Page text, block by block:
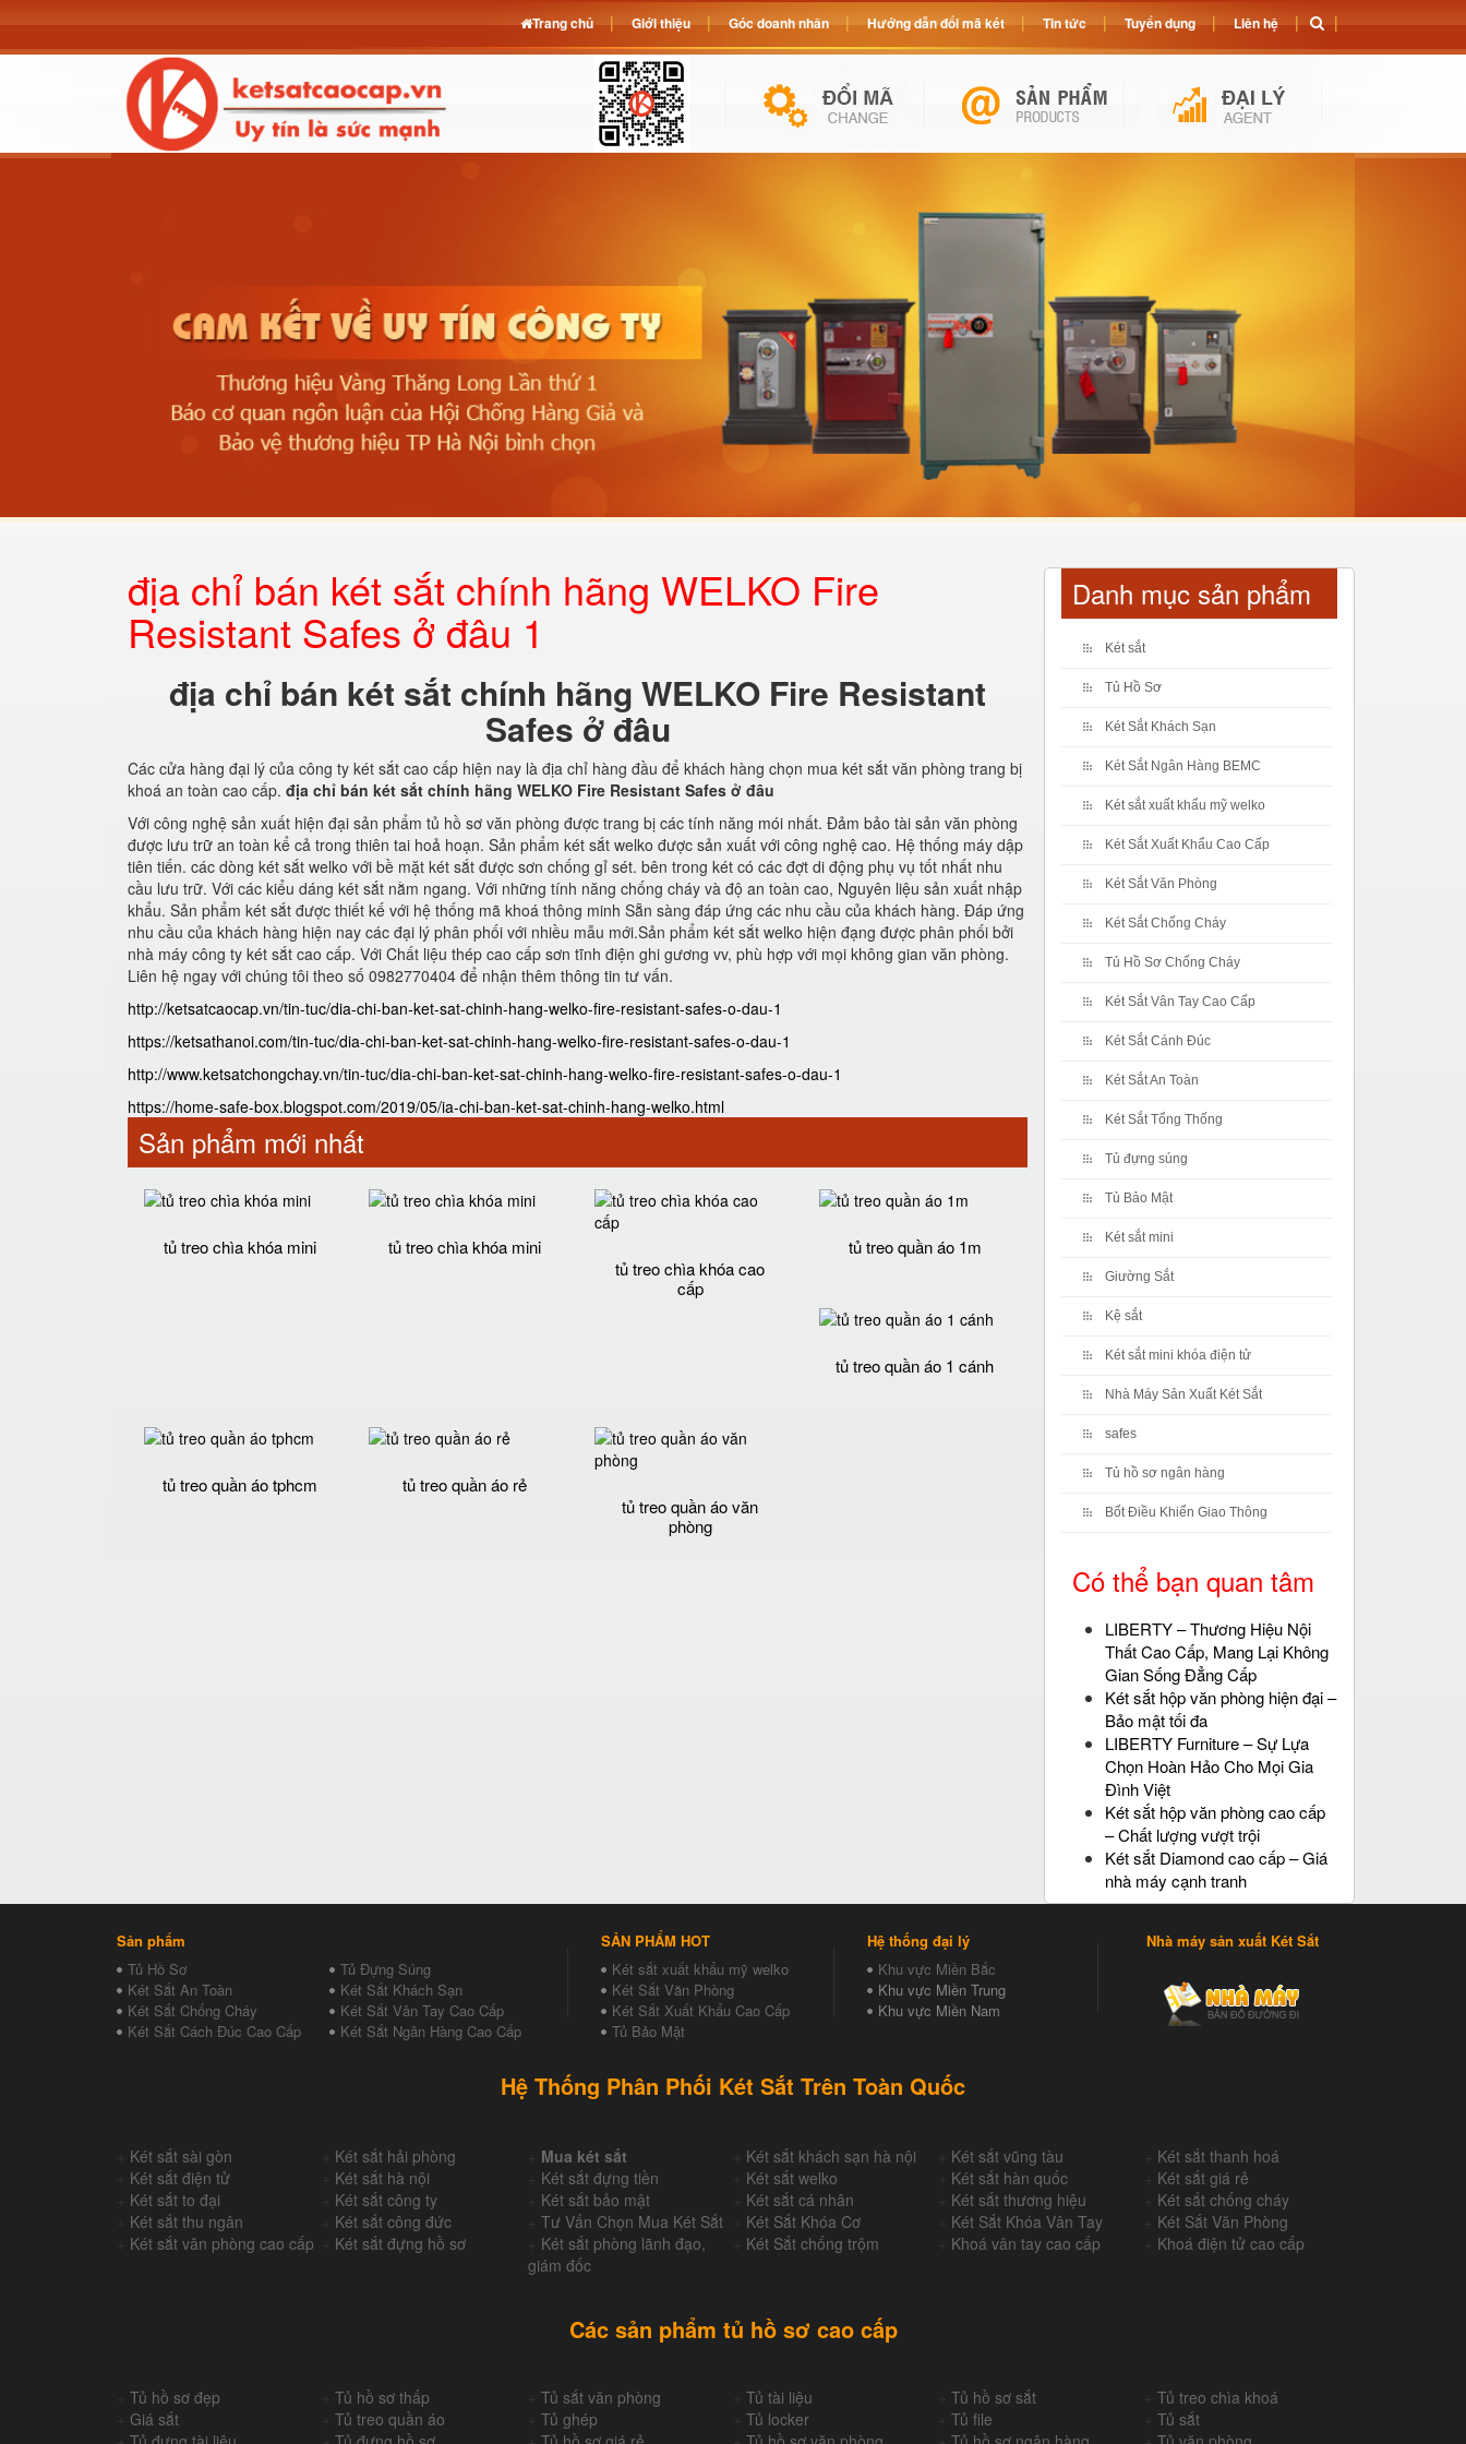
địa chỉ bán két sắt chính hãng WELKO Fire
Resistant Safes ở đâu 1
địa chỉ bán két sắt chính hãng WELKO Fire Resistant
Safes ở đâu
Các cửa hàng đại lý của công ty két sắt cao cấp hiện nay là địa chỉ hàng đầu để khách hàng chọn mua két sắt văn phòng trang bị
khoá an toàn cao cấp. địa chỉ bán két sắt chính hãng WELKO Fire Resistant Safes ở đâu
Với công nghệ sản xuất hiện đại sản phẩm tủ hồ sơ văn phòng được trang bị các tính năng mói nhất. Đảm bảo tài sản văn phòng
được lưu trữ an toàn kể cả trong thiên tai hoả hoạn. Sản phẩm két sắt welko được sản xuất với công nghệ cao. Hệ thống máy dập
tiên tiến. các dòng két sắt welko với bề mặt két sắt được sơn chống gỉ sét. bên trong két có các đợt di động phụ vụ tốt nhất nhu
cầu lưu trữ. Với các kiểu dáng két sắt nằm ngang. Với những tính năng chống cháy và độ an toàn cao, Nguyên liệu sản xuất nhập
khẩu. Sản phẩm két sắt được thiết kế với hệ thống mã khoá thông minh Sẵn sàng đáp ứng các nhu cầu của khách hàng. Đáp ứng
nhu cầu của khách hàng hiện nay các đại lý phân phối với nhiều mẫu mới.Sản phẩm két sắt welko hiện đạng được phân phối bởi
nhà máy công ty két sắt cao cấp. Với Chất liệu thép cao cấp sơn tĩnh điện ghi gương vv, phù hợp với mọi không gian văn phòng.
Liên hệ ngay với chúng tôi theo số 0982770404 để nhận thêm thông tin tư vấn.
http://ketsatcaocap.vn/tin-tuc/dia-chi-ban-ket-sat-chinh-hang-welko-fire-resistant-safes-o-dau-1
https://ketsathanoi.com/tin-tuc/dia-chi-ban-ket-sat-chinh-hang-welko-fire-resistant-safes-o-dau-1
http://www.ketsatchongchay.vn/tin-tuc/dia-chi-ban-ket-sat-chinh-hang-welko-fire-resistant-safes-o-dau-1
https://home-safe-box.blogspot.com/2019/05/ia-chi-ban-ket-sat-chinh-hang-welko.html
Sản phẩm mới nhất
tủ treo chìa khóa mini
tủ treo chìa khóa mini
tủ treo chìa khóa cao
cấp
tủ treo quần áo 1m
tủ treo quần áo 1 cánh
tủ treo quần áo tphcm
tủ treo quần áo rẻ
tủ treo quần áo văn
phòng
Danh mục sản phẩm
Két sắt
Tủ Hồ Sơ
Két Sắt Khách Sạn
Két Sắt Ngân Hàng BEMC
Két sắt xuất khẩu mỹ welko
Két Sắt Xuất Khẩu Cao Cấp
Két Sắt Văn Phòng
Két Sắt Chống Cháy
Tủ Hồ Sơ Chống Cháy
Két Sắt Vân Tay Cao Cấp
Két Sắt Cánh Đúc
Két Sắt An Toàn
Két Sắt Tổng Thống
Tủ đựng súng
Tủ Bảo Mật
Két sắt mini
Giường Sắt
Kệ sắt
Két sắt mini khóa điện tử
Nhà Máy Sản Xuất Két Sắt
safes
Tủ hồ sơ ngân hàng
Bốt Điều Khiển Giao Thông
Có thể bạn quan tâm
LIBERTY – Thương Hiệu Nội
Thất Cao Cấp, Mang Lại Không
Gian Sống Đẳng Cấp
Két sắt hộp văn phòng hiện đại –
Bảo mật tối đa
LIBERTY Furniture – Sự Lựa
Chọn Hoàn Hảo Cho Mọi Gia
Đình Việt
Két sắt hộp văn phòng cao cấp
– Chất lượng vượt trội
Két sắt Diamond cao cấp – Giá
nhà máy cạnh tranh
Sản phẩm
Tủ Hồ Sơ
Tủ Đựng Súng
Két Sắt An Toàn
Két Sắt Khách Sạn
Két Sắt Chống Cháy
Két Sắt Vân Tay Cao Cấp
Két Sắt Cách Đúc Cao Cấp
Két Sắt Ngân Hàng Cao Cấp
SẢN PHẨM HOT
Két sắt xuất khẩu mỹ welko
Két Sắt Văn Phòng
Két Sắt Xuất Khẩu Cao Cấp
Tủ Bảo Mật
Hệ thống đại lý
Khu vực Miền Bắc
Khu vực Miền Trung
Khu vực Miền Nam
Nhà máy sản xuất Két Sắt
Hệ Thống Phân Phối Két Sắt Trên Toàn Quốc
Két sắt sài gòn Két sắt hải phòng Mua két sắt Két sắt khách sạn hà nội Két sắt vũng tàu
Két sắt thanh hoá
Két sắt điện tử Két sắt hà nội Két sắt đựng tiền Két sắt welko Két sắt hàn quốc
Két sắt giá rẻ
Két sắt to đại Két sắt công ty Két sắt bảo mật Két sắt cá nhân Két sắt thương hiệu
Két sắt chống cháy
Két sắt thu ngân Két sắt công đức Tư Vấn Chọn Mua Két Sắt Két Sắt Khóa Cơ Két Sắt Khóa Vân Tay
Két Sắt Văn Phòng
Két sắt văn phòng cao cấp Két sắt đựng hồ sơ
Két sắt phòng lãnh đạo,
giám đốc
Két Sắt chống trộm Khoá vân tay cao cấp Khoá điện tử cao cấp
Các sản phẩm tủ hồ sơ cao cấp
Tủ hồ sơ đẹp +Tủ hồ sơ thấp Tủ sắt văn phòng Tủ tài liệu +Tủ hồ sơ sắt
Tủ treo chìa khoá
Giá sắt +Tủ treo quần áo Tủ ghép Tủ locker +Tủ file
Tủ sắt
Trang chủ Giới thiệu Góc doanh nhân Hướng dẫn đổi mã két Tin tức Tuyển dụng Liên hệ